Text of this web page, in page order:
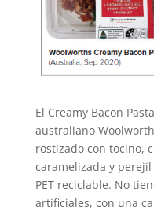
El Creamy Bacon
australiano
rostizado con tocino,
caramelizada y
PET reciclable. No
artificiales, con una